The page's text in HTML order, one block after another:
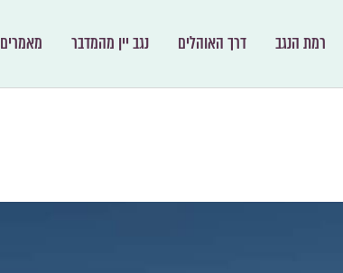
רמת הנגב דרך האוהלים נגב יין מהמדבר מאמרים